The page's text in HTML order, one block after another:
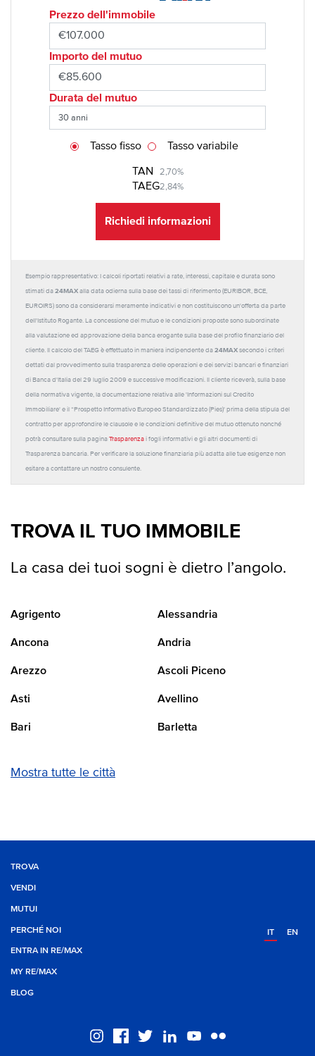
Prezzo dell'immobile
Importo del mutuo
Durata del mutuo
TAN 2,70%
TAEG2,84%
Tasso fisso Tasso variabile
Richiedi informazioni
Esempio rappresentativo: I calcoli riportati relativi a rate, interessi, capitale e durata sono
stimati da 24MAX alla data odierna sulla base dei tassi di riferimento (EURIBOR, BCE,
EUROIRS) sono da considerarsi meramente indicativi e non costituiscono un'offerta da parte
dell'Istituto Rogante. La concessione del mutuo e le condizioni proposte sono subordinate
alla valutazione ed approvazione della banca erogante sulla base del profilo finanziario del
cliente. Il calcolo del TAEG è effettuato in maniera indipendente da 24MAX secondo i criteri
dettati dal provvedimento sulla trasparenza delle operazioni e dei servizi bancari e finanziari
di Banca d'Italia del 29 luglio 2009 e successive modificazioni. Il cliente riceverà, sulla base
della normativa vigente, la documentazione relativa alle 'Informazioni sul Credito
Immobiliare' e il “Prospetto Informativo Europeo Standardizzato (Pies)' prima della stipula del
contratto per approfondire le clausole e le condizioni definitive del mutuo ottenuto nonché
potrà consultare sulla pagina Trasparenza i fogli informativi e gli altri documenti di
Trasparenza bancaria. Per verificare la soluzione finanziaria più adatta alle tue esigenze non
esitare a contattare un nostro consulente.
TROVA IL TUO IMMOBILE
La casa dei tuoi sogni è dietro l’angolo.
Agrigento Alessandria
Ancona Andria
Arezzo Ascoli Piceno
Asti Avellino
Bari Barletta
Mostra tutte le città
TROVA
VENDI
MUTUI
PERCHÉ NOI
ENTRA IN RE/MAX
MY RE/MAX
BLOG
IT EN